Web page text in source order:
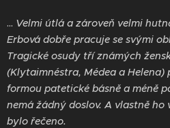
... Velmi útlá a zároveň velmi
Erbová dobře pracuje se svými
Tragické osudy tří známých
(Klytaimnéstra, Médea a
formou patetické básně a méně
nemá žádný doslov. A vlastně ho
bylo řečeno.